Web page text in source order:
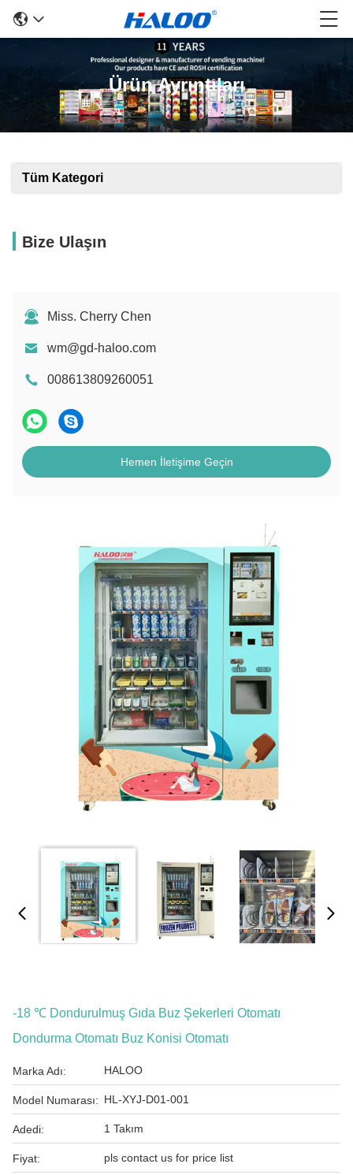
Ürün Ayrıntıları
Tüm Kategori
Bize Ulaşın
Miss. Cherry Chen
wm@gd-haloo.com
008613809260051
Hemen İletişime Geçin
-18 ℃ Dondurulmuş Gıda Buz Şekerleri Otomatı
Dondurma Otomatı Buz Konisi Otomatı
Marka Adı: HALOO
Model Numarası: HL-XYJ-D01-001
Adedi: 1 Takım
Fiyat: pls contact us for price list